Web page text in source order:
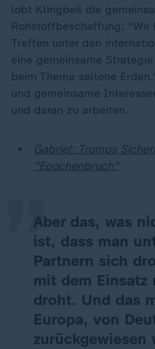
lobt Klingbeil die
Rohstoffbeschaffung: "Wir
Treffen unter den
eine gemeinsame
beim Thema seltene
und gemeinsame
und daran zu arbeiten.
Gabriel: Trumps
"Epochenbruch"
Aber das, was
ist, dass man
Partnern sich
mit dem Einsatz
droht. Und das
Europa, von
zurückgewiesen
„